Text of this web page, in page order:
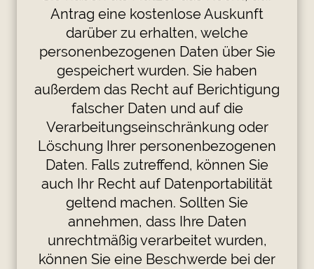
Antrag eine kostenlose Auskunft
darüber zu erhalten, welche
personenbezogenen Daten über Sie
gespeichert wurden. Sie haben
außerdem das Recht auf Berichtigung
falscher Daten und auf die
Verarbeitungseinschränkung oder
Löschung Ihrer personenbezogenen
Daten. Falls zutreffend, können Sie
auch Ihr Recht auf Datenportabilität
geltend machen. Sollten Sie
annehmen, dass Ihre Daten
unrechtmäßig verarbeitet wurden,
können Sie eine Beschwerde bei der